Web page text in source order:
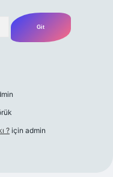
?için admin